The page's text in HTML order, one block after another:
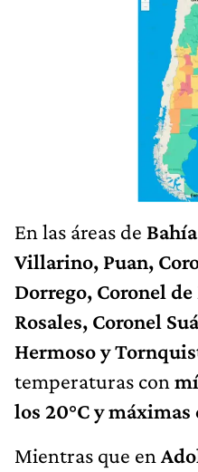
En las áreas de
Villarino, Puan,
Dorrego, Coronel
Rosales, Coronel
Hermoso y
temperaturas con
los 20°C y máximas
Mientras que en